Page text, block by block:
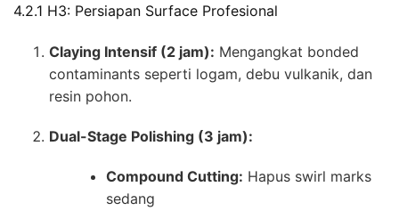
4.2.1 H3: Persiapan Surface Profesional
Claying Intensif (2 jam): Mengangkat bonded
contaminants seperti logam, debu vulkanik, dan
resin pohon.
Dual-Stage Polishing (3 jam):
Compound Cutting: Hapus swirl marks
sedang